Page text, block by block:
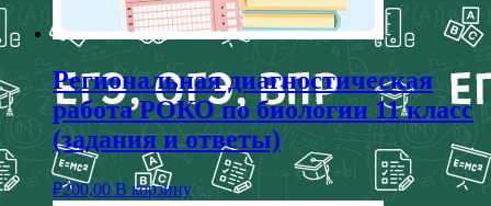
Региональная диагностическая
работа РОКО по биологии 11 класс
(задания и ответы)
₽200,00 В корзину